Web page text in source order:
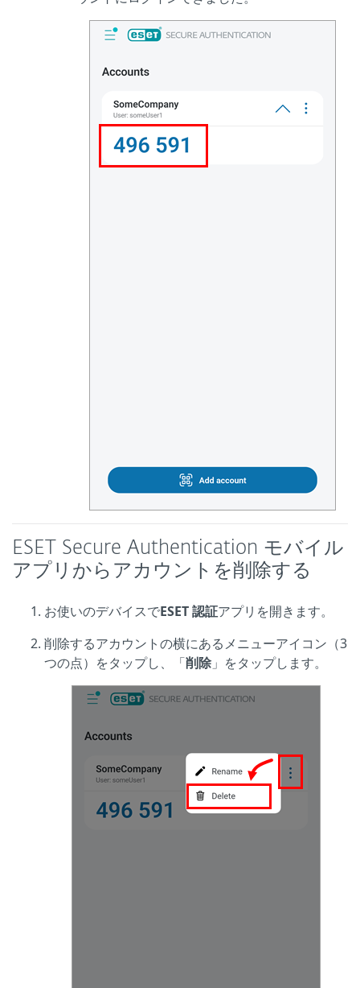
ESET Secure Authentication モバイル
アプリからアカウントを削除する
お使いのデバイスでESET 認証アプリを開きます。
削除するアカウントの横にあるメニューアイコン（3
つの点）をタップし、「削除 」をタップします。